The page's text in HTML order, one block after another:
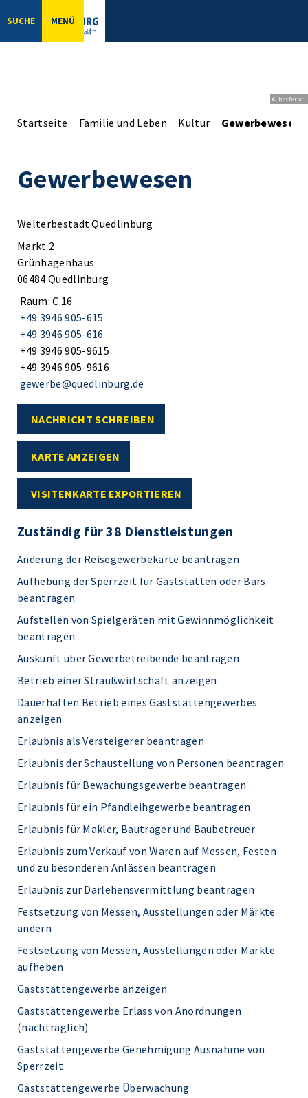
SUCHE MENÜ
© bbsferrari
Startseite Familie und Leben Kultur Gewerbewesen
Gewerbewesen
Welterbestadt Quedlinburg
Markt 2
Grünhagenhaus
06484 Quedlinburg
Raum: C.16
+49 3946 905-615
+49 3946 905-616
+49 3946 905-9615
+49 3946 905-9616
gewerbe@quedlinburg.de
NACHRICHT SCHREIBEN
KARTE ANZEIGEN
VISITENKARTE EXPORTIEREN
Zuständig für 38 Dienstleistungen
Änderung der Reisegewerbekarte beantragen
Aufhebung der Sperrzeit für Gaststätten oder Bars
beantragen
Aufstellen von Spielgeräten mit Gewinnmöglichkeit
beantragen
Auskunft über Gewerbetreibende beantragen
Betrieb einer Straußwirtschaft anzeigen
Dauerhaften Betrieb eines Gaststättengewerbes
anzeigen
Erlaubnis als Versteigerer beantragen
Erlaubnis der Schaustellung von Personen beantragen
Erlaubnis für Bewachungsgewerbe beantragen
Erlaubnis für ein Pfandleihgewerbe beantragen
Erlaubnis für Makler, Bauträger und Baubetreuer
Erlaubnis zum Verkauf von Waren auf Messen, Festen
und zu besonderen Anlässen beantragen
Erlaubnis zur Darlehensvermittlung beantragen
Festsetzung von Messen, Ausstellungen oder Märkte
ändern
Festsetzung von Messen, Ausstellungen oder Märkte
aufheben
Gaststättengewerbe anzeigen
Gaststättengewerbe Erlass von Anordnungen
(nachträglich)
Gaststättengewerbe Genehmigung Ausnahme von
Sperrzeit
Gaststättengewerbe Überwachung